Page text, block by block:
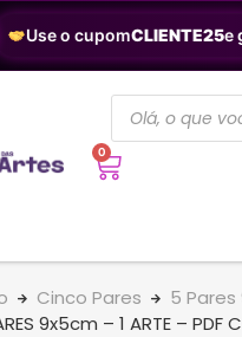
Use o cupomCLIENTE25e
0
Cinco Pares
5
9x5cm – 1 ARTE – PDF